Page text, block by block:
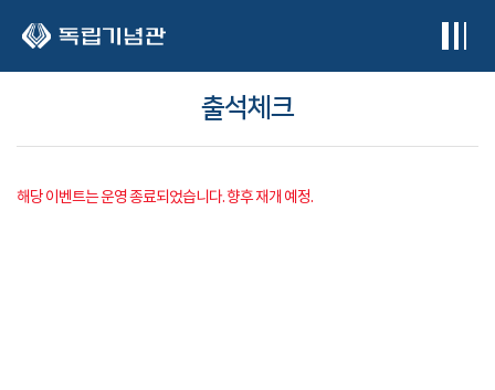
출석체크
해당 이벤트는 운영 종료되었습니다. 향후 재개 예정.